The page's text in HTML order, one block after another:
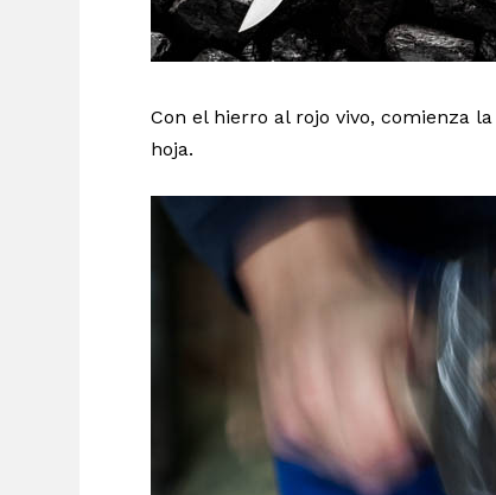
Con el hierro al rojo vivo, comienza
hoja.